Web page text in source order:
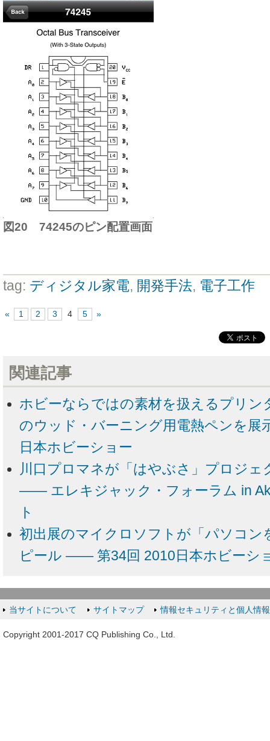
図20 74245のピン配置画面
tag: ディジタル家電, 開発手法, 電子工作
« 1 2 3 4 5 »
関連記事
ホビーならではの素材を扱えるプリン
のウッド・バーニング用電熱ペンを
日本ホビーショー
川口プロマネが「はやぶさ」プロジェ
―― エレキジャック・フォーラム in
ト
初出展のマイクロソフトが「パソコン
ピール ―― 第34回 2010日本ホビーシ
当サイトについて サイトマップ 情報セキュリティと個人情
Copyright 2001-2017 CQ Publishing Co., Ltd.